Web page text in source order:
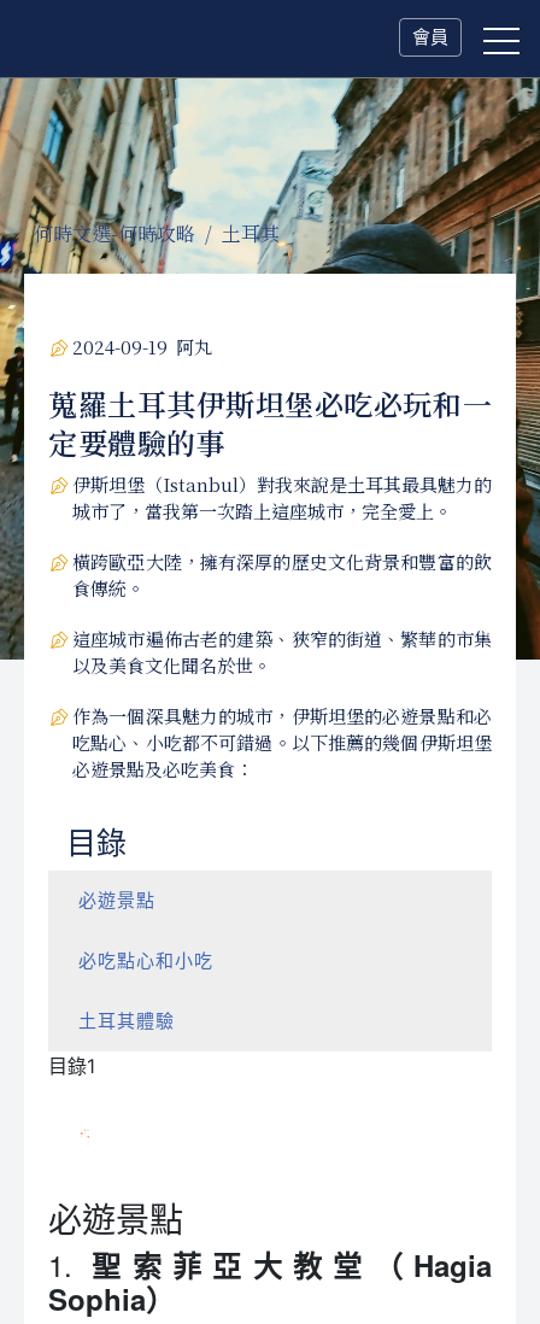
會員
何時文選-何時攻略 土耳其
2024-09-19 阿丸
蒐羅土耳其伊斯坦堡必吃必玩和一
定要體驗的事
伊斯坦堡（Istanbul）對我來說是土耳其最具魅力的
城市了，當我第一次踏上這座城市，完全愛上。
橫跨歐亞大陸，擁有深厚的歷史文化背景和豐富的飲
食傳統。
這座城市遍佈古老的建築、狹窄的街道、繁華的市集
以及美食文化聞名於世。
作為一個深具魅力的城市，伊斯坦堡的必遊景點和必
吃點心、小吃都不可錯過。以下推薦的幾個伊斯坦堡
必遊景點及必吃美食：
目錄
必遊景點
必吃點心和小吃
土耳其體驗
目錄1
必遊景點
1. 聖索菲亞大教堂（Hagia
Sophia）